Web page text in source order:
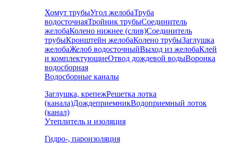
Хомут трубыУгол желобаТруба
водосточнаяТройник трубыСоединитель
желобаКолено нижнее (слив)Соединитель
трубыКронштейн желобаКолено трубыЗаглушка
желобаЖелоб водосточныйВыход из желобаКлей
и комплектующиеОтвод дождевой водыВоронка
водосборная
Водосборные каналы
Заглушка, крепежРешетка лотка
(канала)ДождеприемникВодоприемный лоток
(канал)
Утеплитель и изоляция
Гидро-, пароизоляция